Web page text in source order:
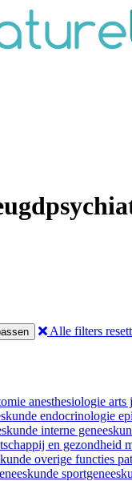
Alle filters
anesthesiologie arts
endocrinologie
interne
en gezondheid
overige functies